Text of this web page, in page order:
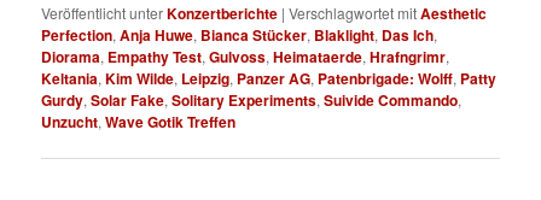
Veröffentlicht unterKonzertberichte |Verschlagwortet mitAesthetic
Perfection,Anja Huwe, Bianca Stücker, Blaklight, Das Ich,
Diorama, Empathy Test,Gulvoss,Heimataerde,Hrafngrimr,
Keltania,Kim Wilde, Leipzig, Panzer AG, Patenbrigade: Wolff, Patty
Gurdy,Solar Fake,Solitary Experiments,Suivide Commando,
Unzucht,Wave Gotik Treffen